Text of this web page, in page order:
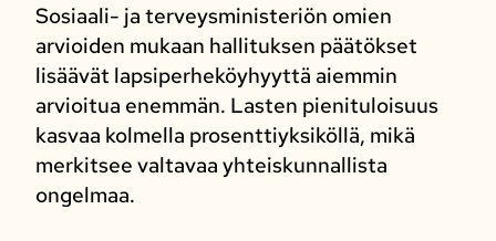
Sosiaali- ja terveysministeriön omien
arvioiden mukaan hallituksen päätökset
lisäävät lapsiperheköyhyyttä aiemmin
arvioitua enemmän. Lasten pienituloisuus
kasvaa kolmella prosenttiyksiköllä, mikä
merkitsee valtavaa yhteiskunnallista
ongelmaa.